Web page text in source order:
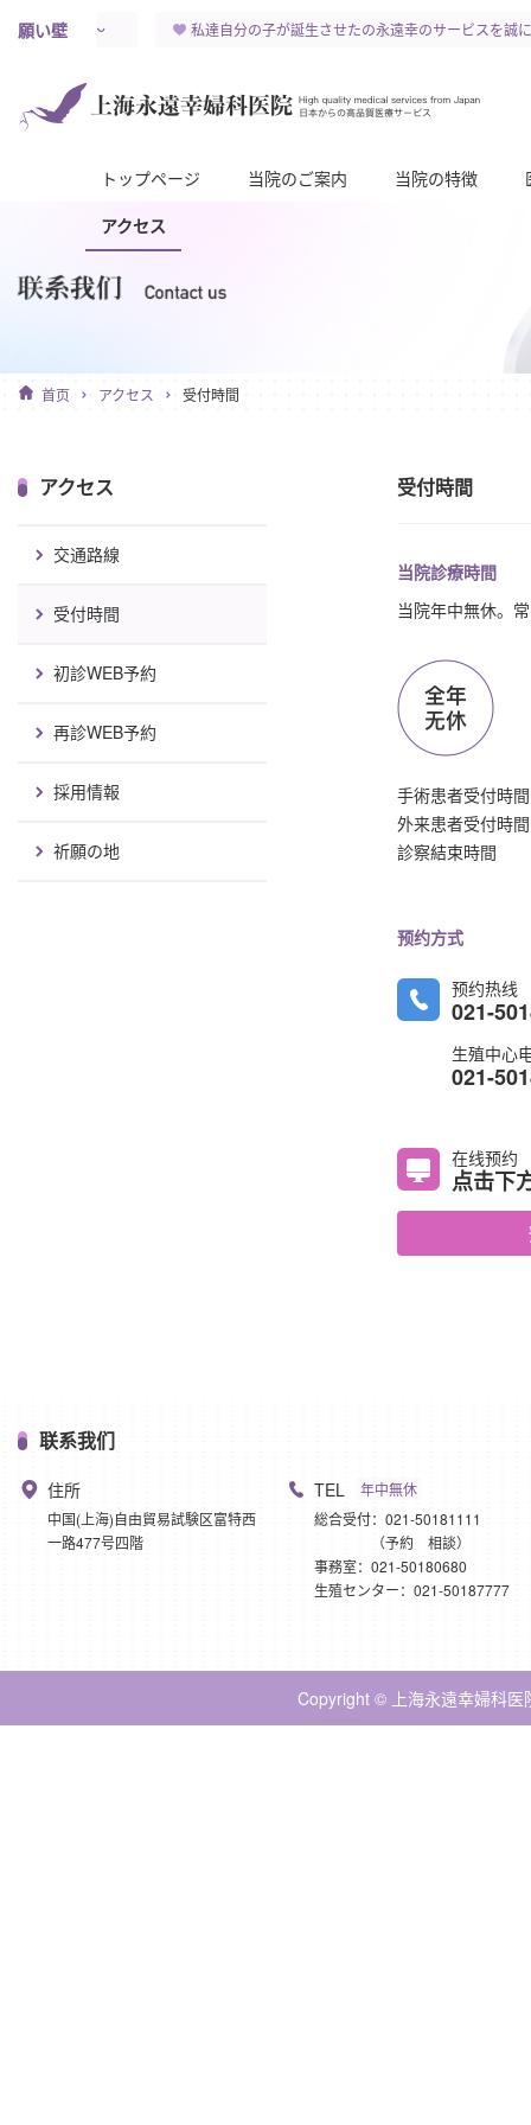
願い壁
を祈ります～ 私達自分の子が誕生させたの永遠幸のサービスを誠
トップページ 当院のご案内 当院の特徴
アクセス
首页 アクセス 受付時間
アクセス
交通路線
受付時間
初診WEB予約
再診WEB予約
採用情報
祈願の地
受付時間
当院診療時間
当院年中無休。
手術患者受付時
外来患者受付時
診察結束時間
预约方式
预约热线
021-
生殖中心
021-
在线预约
点击下
联系我们
住所
中国(上海)自由貿易試験区富特西
一路477号四階
TEL
年中無休
総合受付：021-50181111
（予約 相談）
事務室：021-50180680
生殖センター：021-50187777
Copyright © 上海永遠幸婦科